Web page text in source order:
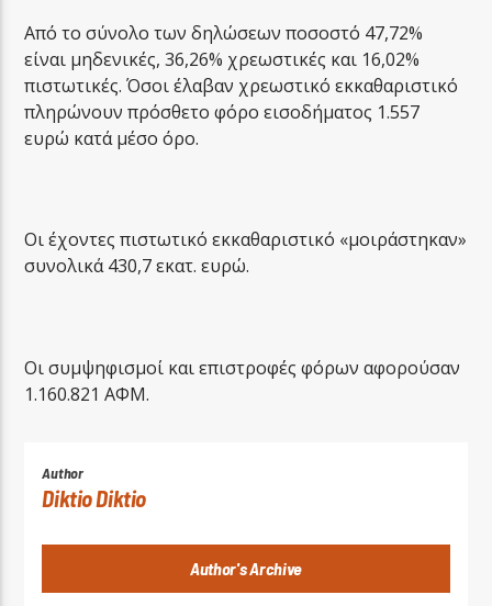
Από το σύνολο των δηλώσεων ποσοστό 47,72%
είναι μηδενικές, 36,26% χρεωστικές και 16,02%
πιστωτικές. Όσοι έλαβαν χρεωστικό εκκαθαριστικό
πληρώνουν πρόσθετο φόρο εισοδήματος 1.557
ευρώ κατά μέσο όρο.
Οι έχοντες πιστωτικό εκκαθαριστικό «μοιράστηκαν»
συνολικά 430,7 εκατ. ευρώ.
Οι συμψηφισμοί και επιστροφές φόρων αφορούσαν
1.160.821 ΑΦΜ.
Author
Diktio Diktio
Author's Archive